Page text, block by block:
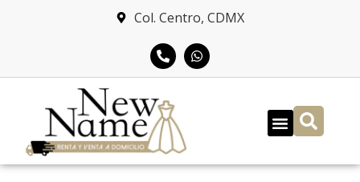
Col. Centro, CDMX